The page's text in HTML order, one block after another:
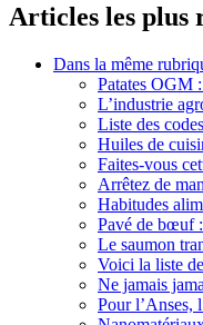
Articles les plus
Dans la même
Patates OGM
L’industrie
Liste des
Huiles de
Faites-vous
Arrêtez de
Habitudes
Pavé de bœuf
Le saumon
Voici la liste
Ne jamais
Pour l’Anses,